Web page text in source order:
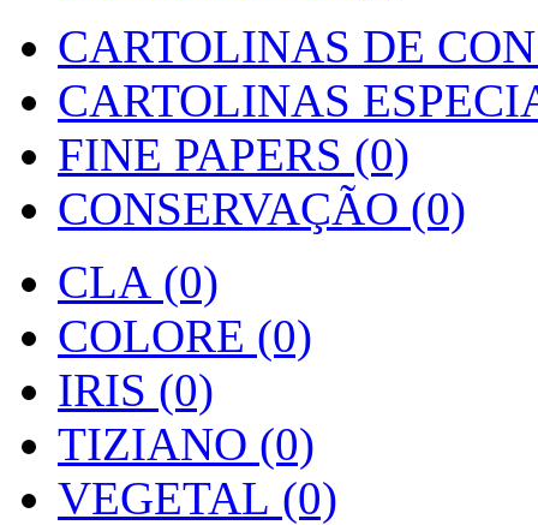
CARTOLINAS DE
CARTOLINAS
FINE PAPERS (0)
CONSERVAÇÃO (0)
CLA (0)
COLORE (0)
IRIS (0)
TIZIANO (0)
VEGETAL (0)